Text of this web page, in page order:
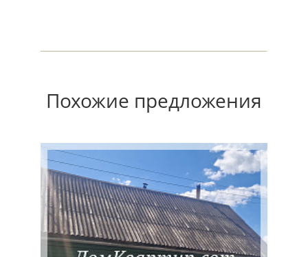
Похожие предложения